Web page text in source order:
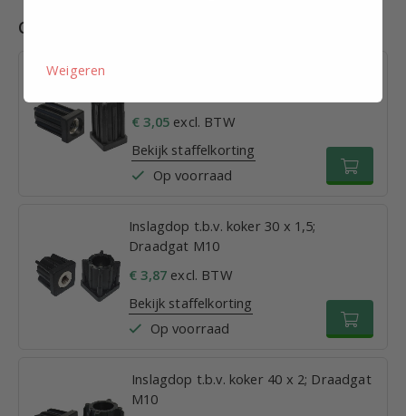
Combinaties
€ 3,05 excl. BTW
Bekijk staffelkorting
Op voorraad
Inslagdop t.b.v. koker 30 x 1,5;
Draadgat M10
€ 3,87 excl. BTW
Bekijk staffelkorting
Op voorraad
Inslagdop t.b.v. koker 40 x 2; Draadgat
M10
Weigeren